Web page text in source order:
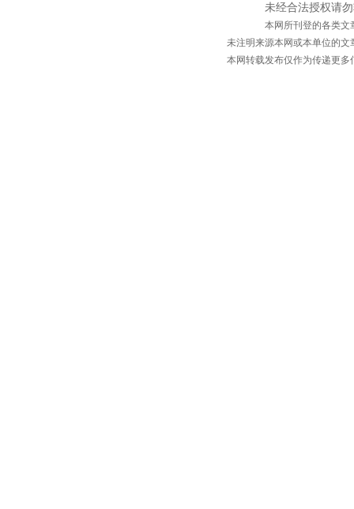
未经合法授权请
本网所刊登的各类文
未注明来源本网或本单位的
本网转载发布仅作为传递更